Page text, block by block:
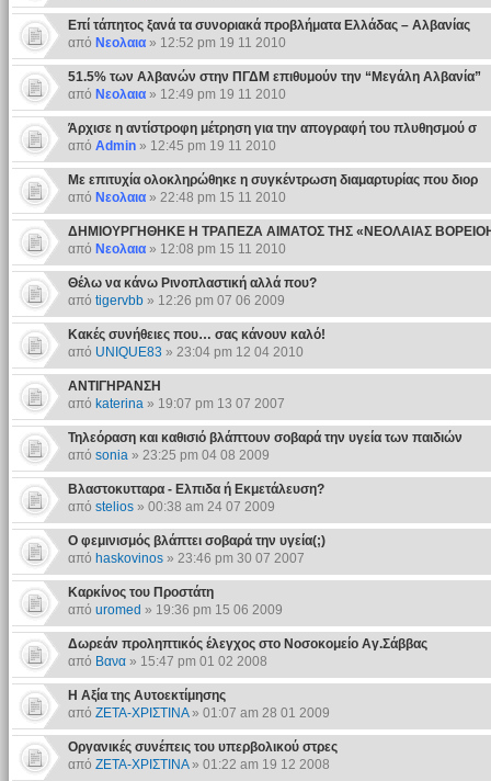
Επί τάπητος ξανά τα συνοριακά προβλήματα Ελλάδας – Αλβανίας
από Νεολαια» 12:52 pm 19 11 2010
51.5% των Αλβανών στην ΠΓΔΜ επιθυμούν την “Μεγάλη Αλβανία”
από Νεολαια» 12:49 pm 19 11 2010
Άρχισε η αντίστροφη μέτρηση για την απογραφή του πλυθησμού σ
από Admin» 12:45 pm 19 11 2010
Με επιτυχία ολοκληρώθηκε η συγκέντρωση διαμαρτυρίας που διορ
από Νεολαια» 22:48 pm 15 11 2010
ΔΗΜΙΟΥΡΓΗΘΗΚΕ Η ΤΡΑΠΕΖΑ ΑΙΜΑΤΟΣ ΤΗΣ «ΝΕΟΛΑΙΑΣ
από Νεολαια» 12:08 pm 15 11 2010
Θέλω να κάνω Ρινοπλαστική αλλά που?
από tigervbb» 12:26 pm 07 06 2009
Κακές συνήθειες που… σας κάνουν καλό!
από UNIQUE83 » 23:04 pm 12 04 2010
ΑΝΤΙΓΗΡΑΝΣΗ
από katerina» 19:07 pm 13 07 2007
Τηλεόραση και καθισιό βλάπτουν σοβαρά την υγεία των παιδιών
από sonia» 23:25 pm 04 08 2009
Βλαστοκυτταρα - Ελπιδα ή Εκμετάλευση?
από stelios» 00:38 am 24 07 2009
O φεμινισμός βλάπτει σοβαρά την υγεία(;)
από haskovinos» 23:46 pm 30 07 2007
Καρκίνος του Προστάτη
από uromed » 19:36 pm 15 06 2009
Δωρεάν προληπτικός έλεγχος στο Νοσοκομείο Αγ.Σάββας
από Βανα» 15:47 pm 01 02 2008
Η Αξία της Αυτοεκτίμησης
από ΖΕΤΑ-ΧΡΙΣΤΙΝΑ» 01:07 am 28 01 2009
Οργανικές συνέπεις του υπερβολικού στρες
από ΖΕΤΑ-ΧΡΙΣΤΙΝΑ» 01:22 am 19 12 2008